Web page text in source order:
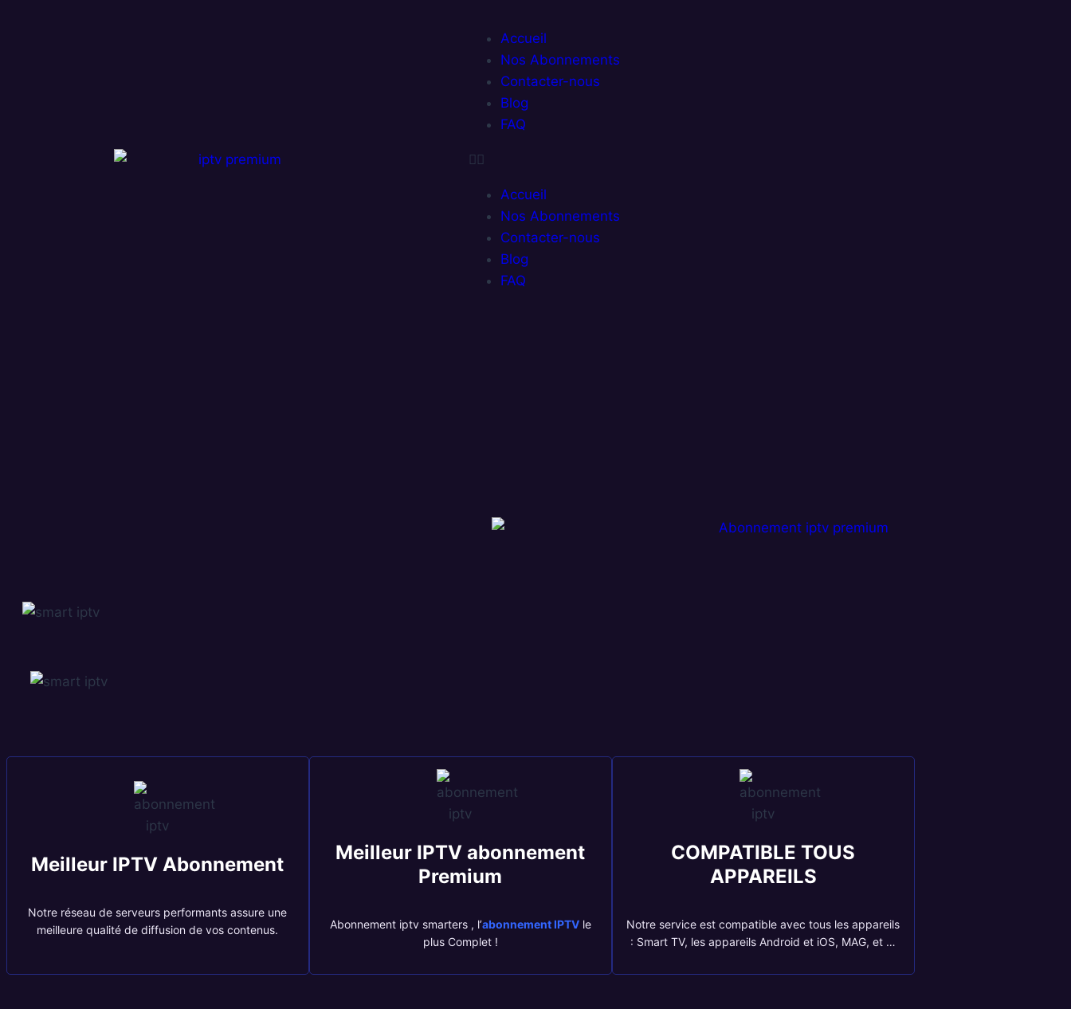
Accueil
Nos Abonnements
Contacter-nous
Blog
FAQ
Accueil
Nos Abonnements
Contacter-nous
Blog
FAQ
Meilleur IPTV Abonnement
Notre réseau de serveurs performants assure une
meilleure qualité de diffusion de vos contenus.
Meilleur IPTV abonnement
Premium
Abonnement iptv smarters , l’abonnement IPTVle
plus Complet !
COMPATIBLE TOUS
APPAREILS
Notre service est compatible avec tous les appareils
: Smart TV, les appareils Android et iOS, MAG, et …